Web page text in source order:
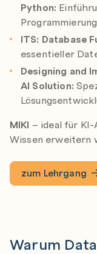
Python:
ITS: Database
essentieller
Designing and
AI Solution:
MIKI – ideal für
Wissen erweitern
zum Lehrgang
Warum